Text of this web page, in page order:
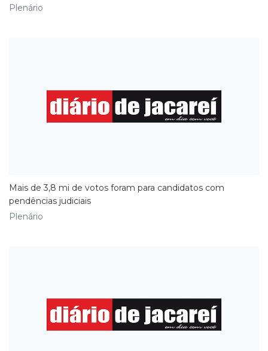
Plenário
​Mais de 3,8 mi de votos foram para candidatos com
pendências judiciais
Plenário